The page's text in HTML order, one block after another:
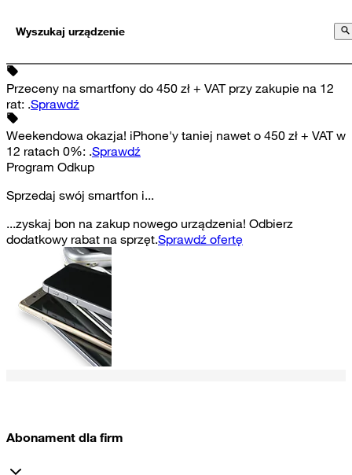
Wyszukaj urządzenie
Przeceny na smartfony do 450 zł + VAT przy zakupie na 12
rat: .Sprawdź
Weekendowa okazja! iPhone'y taniej nawet o 450 zł + VAT w
12 ratach 0%: .Sprawdź
Program Odkup
Sprzedaj swój smartfon i...
...zyskaj bon na zakup nowego urządzenia! Odbierz
dodatkowy rabat na sprzęt.Sprawdź ofertę
Abonament dla firm